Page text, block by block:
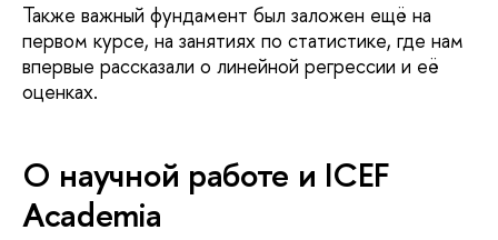
Также важный фундамент был заложен ещё на
первом курсе, на занятиях по статистике, где нам
впервые рассказали о линейной регрессии и её
оценках.
О научной работе и ICEF
Academia